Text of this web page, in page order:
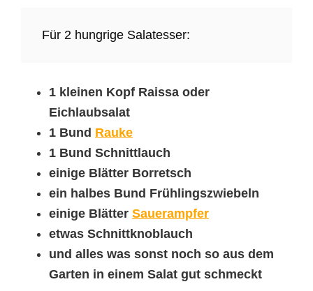
Für 2 hungrige Salatesser:
1 kleinen Kopf Raissa oder
Eichlaubsalat
1 Bund Rauke
1 Bund Schnittlauch
einige Blätter Borretsch
ein halbes Bund Frühlingszwiebeln
einige Blätter Sauerampfer
etwas Schnittknoblauch
und alles was sonst noch so aus dem
Garten in einem Salat gut schmeckt